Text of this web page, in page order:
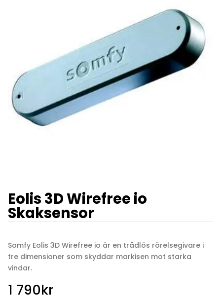
Eolis 3D Wirefree io
Skaksensor
Somfy Eolis 3D Wirefree io är en trådlös rörelsegivare i
tre dimensioner som skyddar markisen mot starka
vindar.
1 790kr